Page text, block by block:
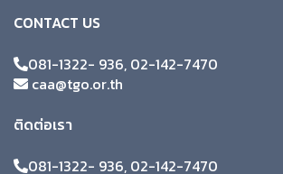
CONTACT US
081-1322- 936, 02-142-7470
caa@tgo.or.th
ติดต่อเรา
081-1322- 936, 02-142-7470